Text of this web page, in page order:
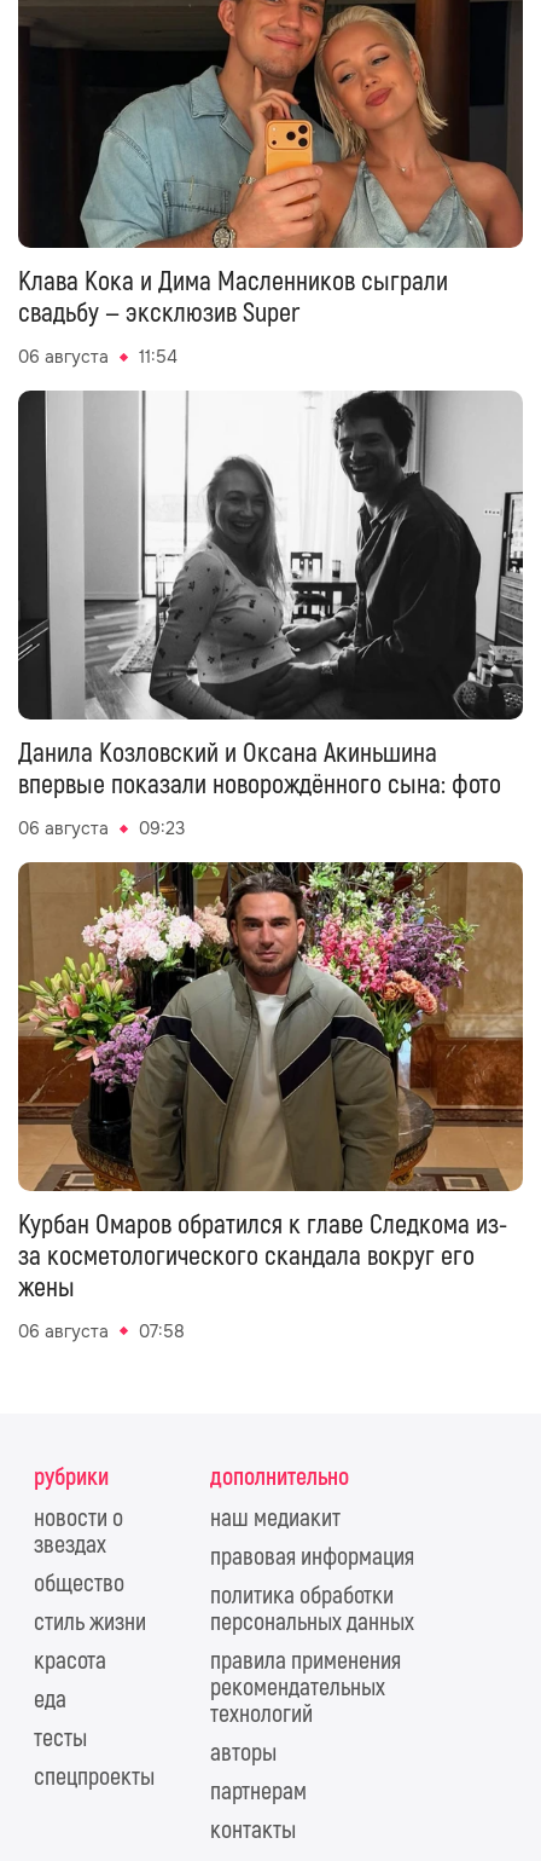
Клава Кока и Дима Масленников сыграли
свадьбу — эксклюзив Super
06 августа 11:54
Данила Козловский и Оксана Акиньшина
впервые показали новорождённого сына: фото
06 августа 09:23
Курбан Омаров обратился к главе Следкома из-
за косметологического скандала вокруг его
жены
06 августа 07:58
рубрики
новости о
звездах
общество
стиль жизни
красота
еда
тесты
спецпроекты
дополнительно
наш медиакит
правовая информация
политика обработки
персональных данных
правила применения
рекомендательных
технологий
авторы
партнерам
контакты